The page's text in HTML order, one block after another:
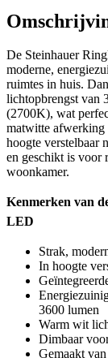
De Steinhauer
moderne,
ruimtes in huis.
lichtopbrengst van
(2700K), wat
matwitte afwerking
hoogte verstelbaar
en geschikt is voor
woonkamer.
Kenmerken van
LED
Strak,
In hoogte
3600 lumen
Warm wit
Dimbaar
Gemaakt